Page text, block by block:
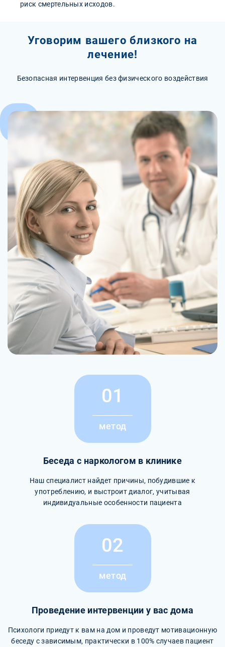
риск смертельных исходов.
Уговорим вашего близкого на
лечение!
Безопасная интервенция без физического воздействия
01
метод
Беседа с наркологом в клинике
Наш специалист найдет причины, побудившие к
употреблению, и выстроит диалог, учитывая
индивидуальные особенности пациента
02
метод
Проведение интервенции у вас дома
Психологи приедут к вам на дом и проведут мотивационную
беседу с зависимым, практически в 100% случаев пациент